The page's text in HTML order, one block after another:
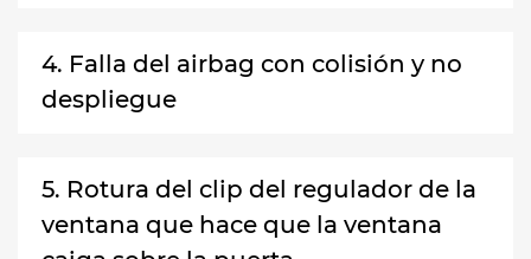
4. Falla del airbag con colisión y no
despliegue
5. Rotura del clip del regulador de la
ventana que hace que la ventana